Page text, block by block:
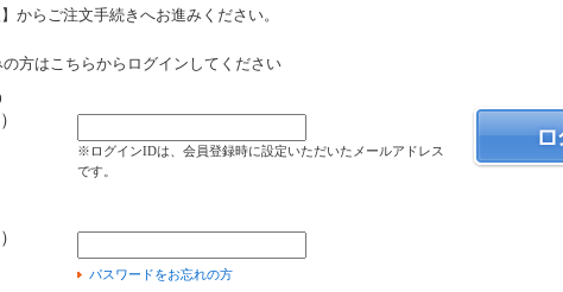
からご注文手続きへお進みください。
方はこちらからログインしてください
）
※ログインIDは、会員登録時に設定いただいたメールアドレス
です。
）
パスワードをお忘れの方